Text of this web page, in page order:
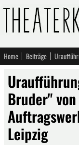
Home Beiträge
Bruder"
Leipzig